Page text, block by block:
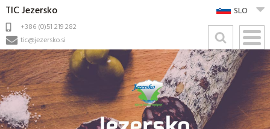
TIC Jezersko
+386 (0)51 219 282
tic@jezersko.si
SLO